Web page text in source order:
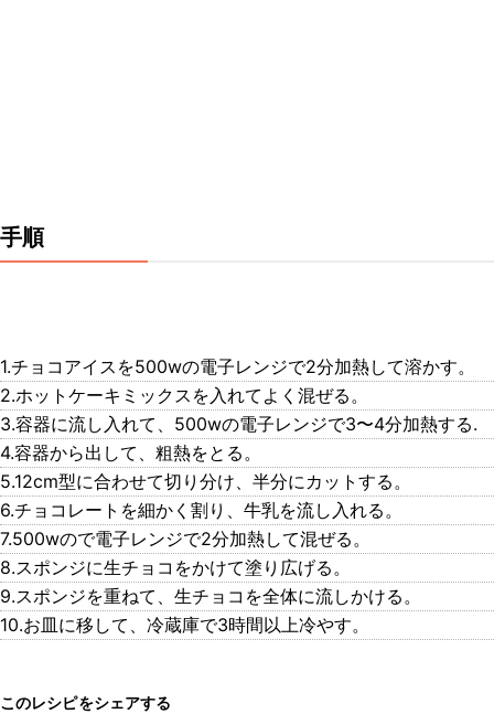
手順
1.チョコアイスを500wの電子レンジで2分加熱して溶かす。
2.ホットケーキミックスを入れてよく混ぜる。
3.容器に流し入れて、500wの電子レンジで3〜4分加熱する.
4.容器から出して、粗熱をとる。
5.12cm型に合わせて切り分け、半分にカットする。
6.チョコレートを細かく割り、牛乳を流し入れる。
7.500wので電子レンジで2分加熱して混ぜる。
8.スポンジに生チョコをかけて塗り広げる。
9.スポンジを重ねて、生チョコを全体に流しかける。
10.お皿に移して、冷蔵庫で3時間以上冷やす。
このレシピをシェアする